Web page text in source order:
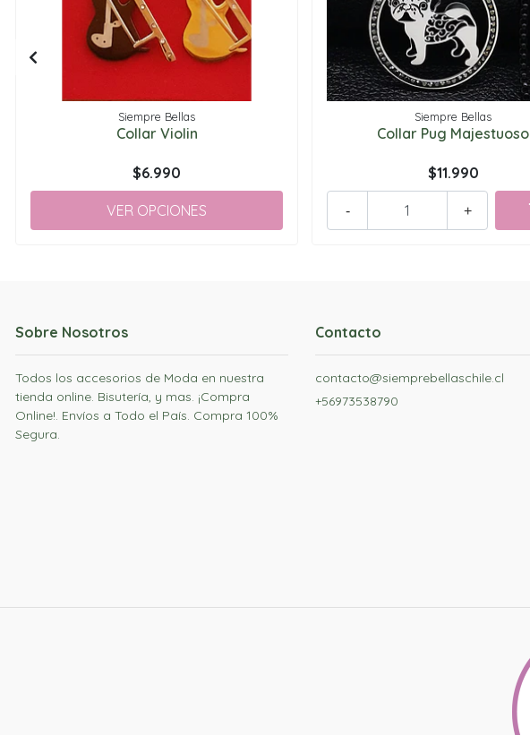
Siempre Bellas
Collar Violin
$6.990
VER OPCIONES
Siempre Bellas
Collar Pug Majestuoso
$11.990
+
-
Sobre Nosotros
Todos los accesorios de Moda en nuestra
tienda online. Bisutería, y mas. ¡Compra
Online!. Envíos a Todo el País. Compra 100%
Segura.
Contacto
contacto@siemprebellaschile.cl
+56973538790